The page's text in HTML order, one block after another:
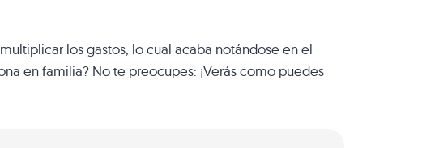
los gastos, lo cual acaba notándose en el
en familia? No te preocupes: ¡Verás como puedes